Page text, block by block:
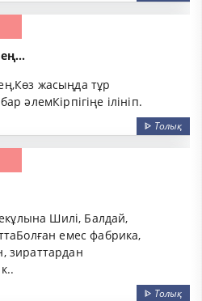
жасыңда тұр
әлемКірпігіңе ілініп.
ᐈ Толық
Шилі, Балдай,
емес фабрика,
зираттардан
ᐈ Толық